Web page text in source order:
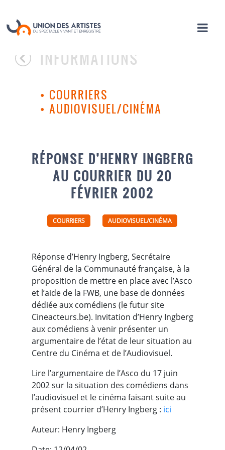
INFORMATIONS
• COURRIERS
• AUDIOVISUEL/CINÉMA
RÉPONSE D’HENRY INGBERG
AU COURRIER DU 20
FÉVRIER 2002
COURRIERS AUDIOVISUEL/CINÉMA
Réponse d’Henry Ingberg, Secrétaire
Général de la Communauté française, à la
proposition de mettre en place avec l’Asco
et l’aide de la FWB, une base de données
dédiée aux comédiens (le futur site
Cineacteurs.be). Invitation d’Henry Ingberg
aux comédiens à venir présenter un
argumentaire de l’état de leur situation au
Centre du Cinéma et de l’Audiovisuel.
Lire l’argumentaire de l’Asco du 17 juin
2002 sur la situation des comédiens dans
l’audiovisuel et le cinéma faisant suite au
présent courrier d’Henry Ingberg : ici
Auteur: Henry Ingberg